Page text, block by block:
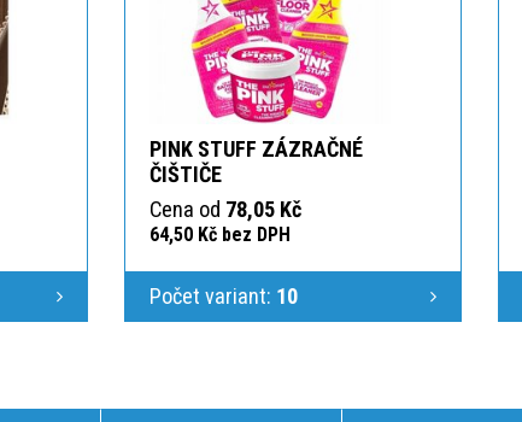
PINK STUFF ZÁZRAČNÉ
ČIŠTIČE
Cena od 78,05 Kč
64,50 Kč bez DPH
Počet variant: 10